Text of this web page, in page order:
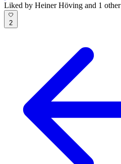
Liked by Heiner Höving and 1 other
2